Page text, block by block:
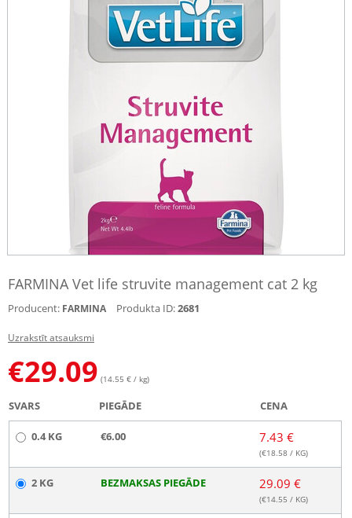
FARMINA Vet life struvite management cat 2 kg
Producent: FARMINA Produkta ID:2681
Uzrakstīt atsauksmi
€29.09 (14.55 € / kg)
SVARS PIEGĀDE CENA
0.4 KG €6.00 7.43 €
(€18.58 / KG)
2 KG BEZMAKSAS PIEGĀDE 29.09 €
(€14.55 / KG)